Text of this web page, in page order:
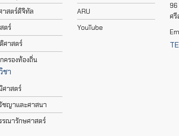
าสตร์ดิจิทัล
ตร์
ศาสตร์
ครองท้องถิ่น
ชา
ศาสตร์
ชญาและศาสนา
รณารักษศาสตร์
ARU
YouTube
96
ศรี